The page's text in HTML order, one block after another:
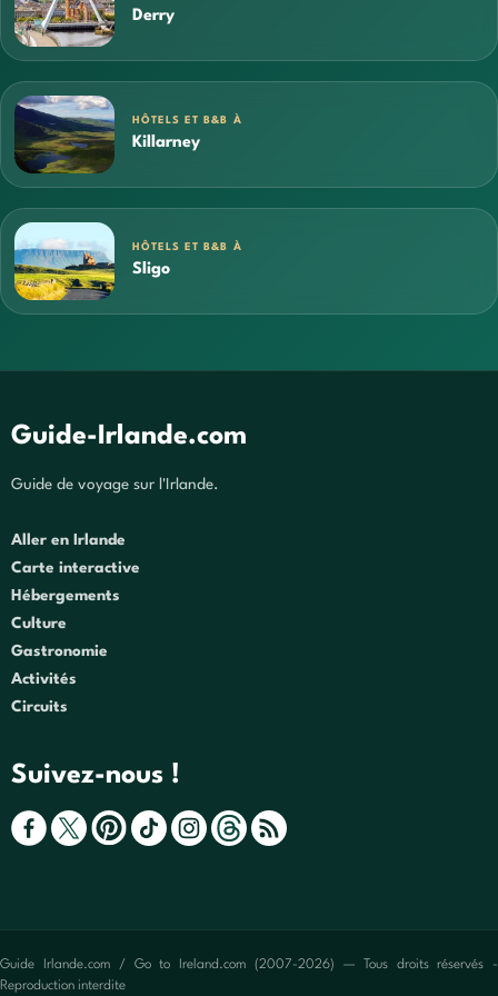
Derry
HÔTELS ET B&B À
Killarney
HÔTELS ET B&B À
Sligo
Guide-Irlande.com
Guide de voyage sur l'Irlande.
Aller en Irlande
Carte interactive
Hébergements
Culture
Gastronomie
Activités
Circuits
Suivez-nous !
Guide Irlande.com / Go to Ireland.com (2007-2026) — Tous droits réservés -
Reproduction interdite